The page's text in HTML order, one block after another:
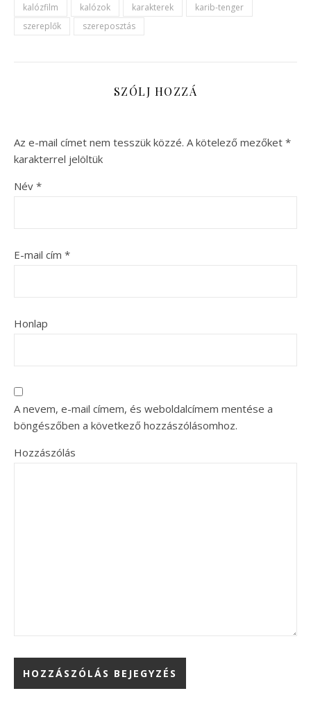
kalózfilm
kalózok karakterek
karib-tenger
szereplők
szereposztás
SZÓLJ HOZZÁ
Az e-mail címet nem tesszük közzé. A kötelező mezőket *
karakterrel jelöltük
Név *
E-mail cím *
Honlap
A nevem, e-mail címem, és weboldalcímem mentése a
böngészőben a következő hozzászólásomhoz.
Hozzászólás